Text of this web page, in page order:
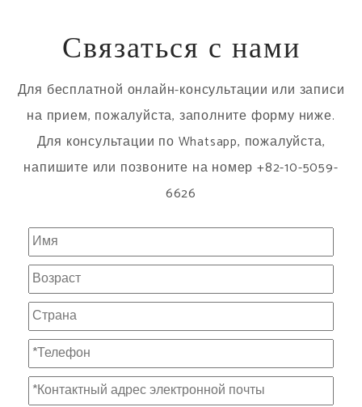
Связаться с нами
Для бесплатной онлайн-консультации или записи
на прием, пожалуйста, заполните форму ниже.
Для консультации по Whatsapp, пожалуйста,
напишите или позвоните на номер +82-10-5059-
6626